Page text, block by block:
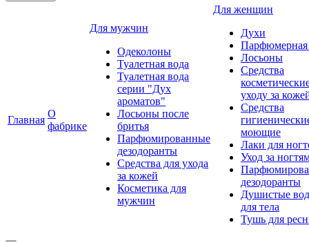
Главная
О
фабрике
Для мужчин
Одеколоны
Туалетная вода
Туалетная вода
серии "Дух
ароматов"
Лосьоны после
бритья
Парфюмированные
дезодоранты
Средства для ухода
за кожей
Косметика для
мужчин
Для женщин
Духи
Парфюмерная
Лосьоны
Средства
уходу за
Средства
моющие
Лаки для
Уход за
дезодоранты
Душистые
для тела
Тушь для